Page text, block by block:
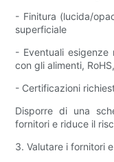
- Finitura (lucida/
superficiale
- Eventuali
con gli alimenti,
- Certificazioni
Disporre di una
fornitori e riduce il
3. Valutare i fornitori